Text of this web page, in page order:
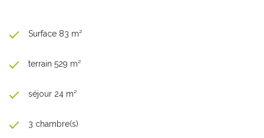
Surface 83 m²
terrain 529 m²
séjour 24 m²
3 chambre(s)